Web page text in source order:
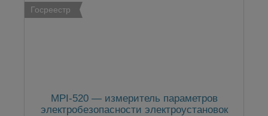
Госреестр
MPI-520 — измеритель параметров
электробезопасности электроустановок